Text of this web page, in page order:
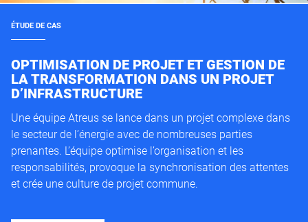
ÉTUDE DE CAS
OPTIMISATION DE PROJET ET GESTION DE
LA TRANSFORMATION DANS UN PROJET
D’INFRASTRUCTURE
Une équipe Atreus se lance dans un projet complexe dans
le secteur de l’énergie avec de nombreuses parties
prenantes. L’équipe optimise l’organisation et les
responsabilités, provoque la synchronisation des attentes
et crée une culture de projet commune.